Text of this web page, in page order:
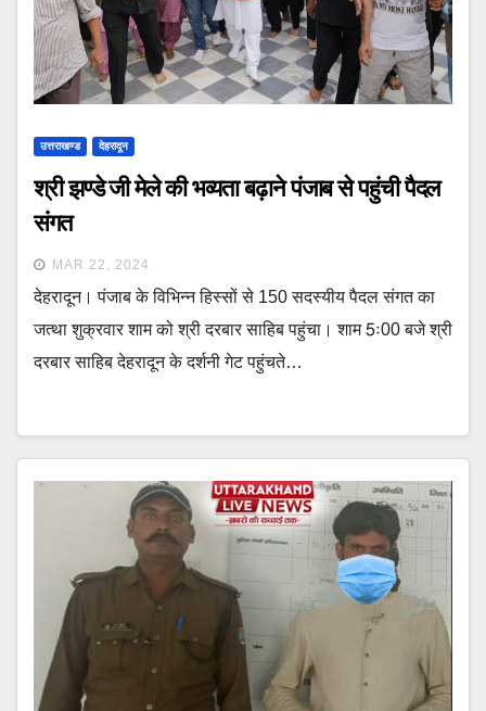
उत्तराखण्ड देहरादून
श्री झण्डे जी मेले की भव्यता बढ़ाने पंजाब से पहुंची पैदल
संगत
MAR 22, 2024
देहरादून। पंजाब के विभिन्न हिस्सों से 150 सदस्यीय पैदल संगत का
जत्था शुक्रवार शाम को श्री दरबार साहिब पहुंचा। शाम 5ः00 बजे श्री
दरबार साहिब देहरादून के दर्शनी गेट पहुंचते…